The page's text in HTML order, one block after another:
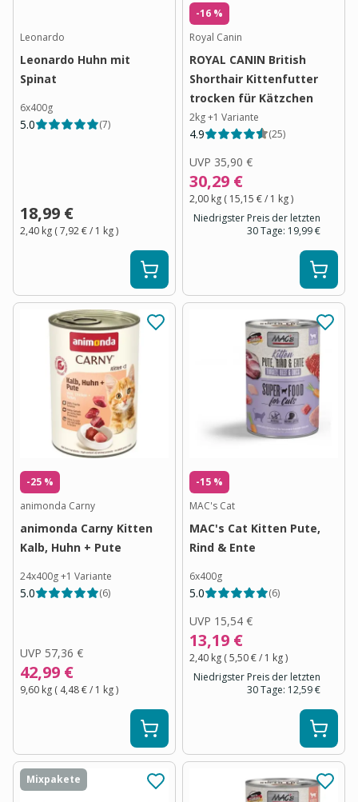
Leonardo
Leonardo Huhn mit
Spinat
6x400g
5.0 (7)
18,99 €
2,40 kg (7,92 €/ 1 kg)
-16 %
Royal Canin
ROYAL CANIN British
Shorthair Kittenfutter
trocken für Kätzchen
2kg+1 Variante
4.9 (25)
UVP 35,90 €
30,29 €
2,00 kg ( 15,15 €/ 1 kg)
Niedrigster Preis der letzten
30 Tage: 19,99 €
-25 %
animonda Carny
animonda Carny Kitten
Kalb, Huhn + Pute
24x400g+1 Variante
5.0 (6)
UVP 57,36 €
42,99 €
9,60 kg ( 4,48 €/ 1 kg)
-15 %
MAC's Cat
MAC's Cat Kitten Pute,
Rind & Ente
6x400g
5.0 (6)
UVP 15,54 €
13,19 €
2,40 kg (5,50 €/ 1 kg)
Niedrigster Preis der letzten
30 Tage: 12,59 €
Mixpakete